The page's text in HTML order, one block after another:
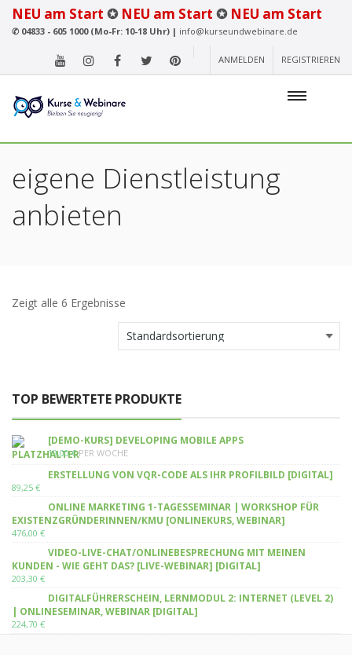
NEU am Start ✪ NEU am Start ✪ NEU am Start
✆04833 - 605 1000 (Mo-Fr: 10-18 Uhr) | info@kurseundwebinare.de
ANMELDEN REGISTRIEREN
eigene Dienstleistung
anbieten
Zeigt alle 6 Ergebnisse
TOP BEWERTETE PRODUKTE
[DEMO-KURS] DEVELOPING MOBILE APPS
19,00€PER WOCHE
ERSTELLUNG VON VQR-CODE ALS IHR PROFILBILD [DIGITAL]
89,25 €
ONLINE MARKETING 1-TAGESSEMINAR | WORKSHOP FÜR
EXISTENZGRÜNDERINNEN/KMU [ONLINEKURS, WEBINAR]
476,00 €
VIDEO-LIVE-CHAT/ONLINEBESPRECHUNG MIT MEINEN
KUNDEN - WIE GEHT DAS? [LIVE-WEBINAR] [DIGITAL]
203,30 €
DIGITALFÜHRERSCHEIN, LERNMODUL 2: INTERNET (LEVEL 2)
| ONLINESEMINAR, WEBINAR [DIGITAL]
224,70 €